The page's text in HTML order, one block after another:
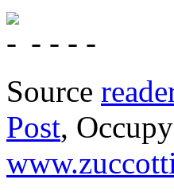
- - - -
Source
Post,